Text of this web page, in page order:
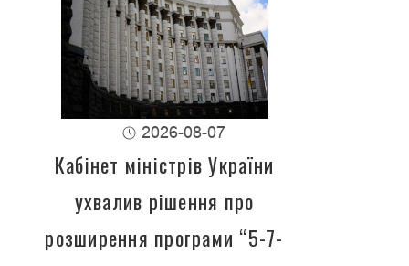
2026-08-07
Кабінет міністрів України
ухвалив рішення про
розширення програми “5-7-